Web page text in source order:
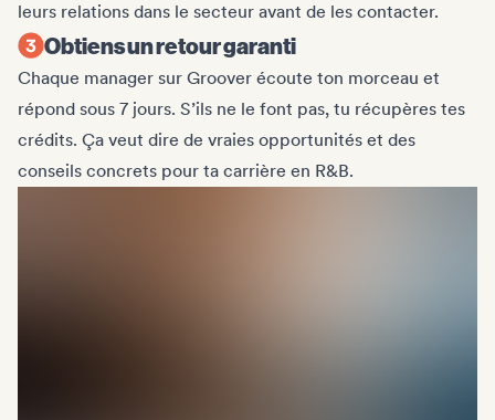
leurs relations dans le secteur avant de les contacter.
Obtiens un retour garanti
Chaque manager sur Groover écoute ton morceau et
répond sous 7 jours. S’ils ne le font pas, tu récupères tes
crédits. Ça veut dire de vraies opportunités et des
conseils concrets pour ta carrière en R&B.